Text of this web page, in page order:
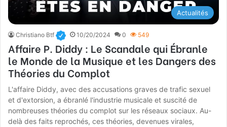
Actualités
Christiano Btf 10/20/2024 0 549
Affaire P. Diddy : Le Scandale qui Ébranle
le Monde de la Musique et les Dangers des
Théories du Complot
L'affaire Diddy, avec des accusations graves de trafic sexuel
et d'extorsion, a ébranlé l'industrie musicale et suscité de
nombreuses théories du complot sur les réseaux sociaux. Au-
delà des faits reprochés, ces théories, devenues virales,